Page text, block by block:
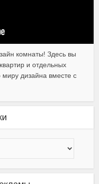
комнаты! Здесь вы
и отдельных
миру дизайна вместе с